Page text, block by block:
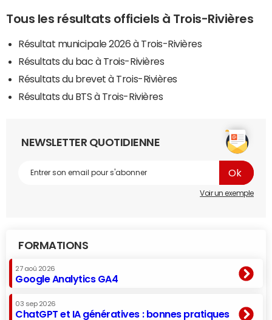
Tous les résultats officiels à Trois-Rivières
Résultat municipale 2026 à Trois-Rivières
Résultats du bac à Trois-Rivières
Résultats du brevet à Trois-Rivières
Résultats du BTS à Trois-Rivières
NEWSLETTER QUOTIDIENNE
Voir un exemple
FORMATIONS
27 aoû 2026
Google Analytics GA4
03 sep 2026
ChatGPT et IA génératives : bonnes pratiques